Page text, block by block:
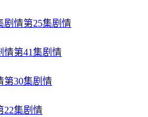
第25集剧情
第41集剧情
第30集剧情
22集剧情